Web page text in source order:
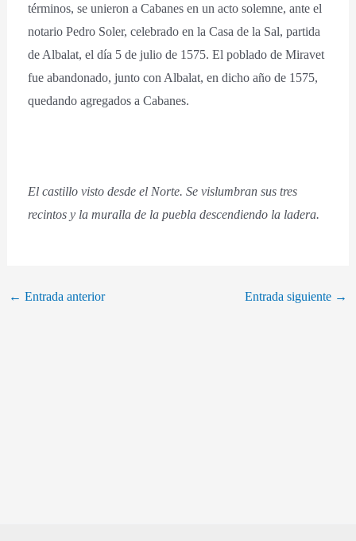
términos, se unieron a Cabanes en un acto solemne, ante el
notario Pedro Soler, celebrado en la Casa de la Sal, partida
de Albalat, el día 5 de julio de 1575. El poblado de Miravet
fue abandonado, junto con Albalat, en dicho año de 1575,
quedando agregados a Cabanes.
El castillo visto desde el Norte. Se vislumbran sus tres
recintos y la muralla de la puebla descendiendo la ladera.
← Entrada anterior Entrada siguiente →